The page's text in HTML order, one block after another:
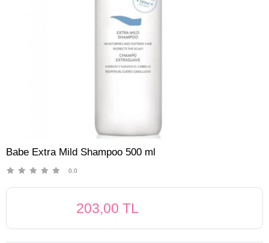
Babe Extra Mild Shampoo 500 ml
0.0
203,00 TL